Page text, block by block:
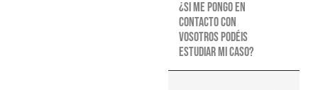
¿Si me pongo en
contacto con
vosotros podéis
estudiar mi caso?